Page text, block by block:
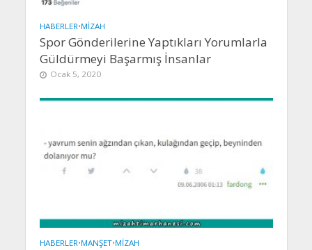
HABERLER•MIZAH
Spor Gönderilerine Yaptıkları Yorumlarla
Güldürmeyi Başarmış İnsanlar
Ocak 5, 2020
HABERLER•MANŞET•MIZAH